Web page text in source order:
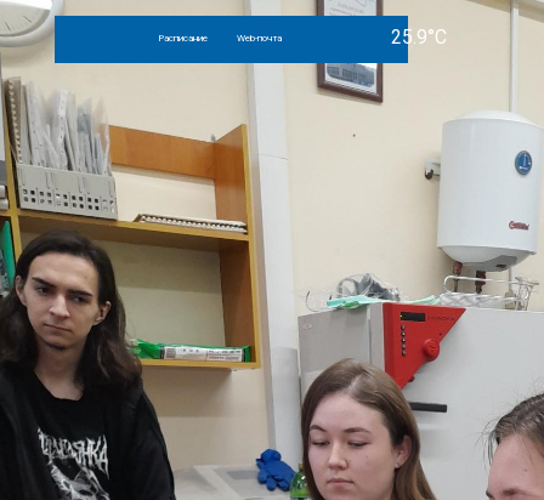
Расписание Web-почта